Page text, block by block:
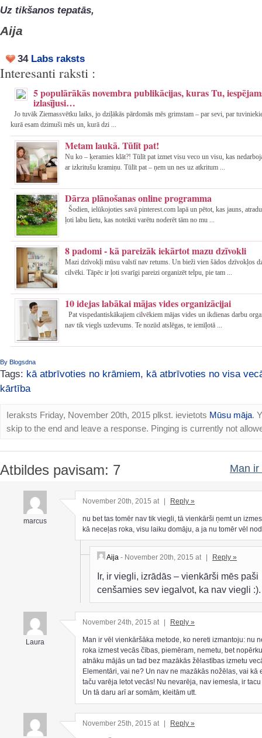
Uz tikšanos tepatās,
Aija
34 Labs raksts
Interesanti raksti :
5 populārākās novembra publikācijas, kuras Tu,
izlasījusi…
Jo tuvāk Ziemassvētku laiks, jo dziļākās pārdomās mēs grimstam – par sevi, par
kurā esam dzimuši mēs un, kurā dzi ...
Metam laukā. Tūlīt pat!
Nu ko – ķeramies klāt?! Tūlīt pat izmet visu veco un visu, kas
ar izkritušu kramiņu. Tūlīt pat – ņem un nes uz atkritum ...
Dārza plānošanas online programma
Šodien, ielūkojoties savā pinterest.com lapā un pētot, kas jauns,
ļoti labu lietu, kas noteikti varētu noderēt tām no mu ...
8 padomi - kā pareizāk iekārtot mazu dzīvokli
Mazi dzīvokļi mūsu valstī nav retums. Un bieži vien šādos dzīvokļos
cilvēki. Tāpēc ir ļoti svarīgi pareizi organizēt telpu, pie tam ...
10 idejas labākai mājas vides organizācijai
Pat vispedantiskākajiem cilvēkiem mājas vides un ikdienas darbu
nav tik viegls uzdevums. Te nozūd atslēgas, te iemīļotā ...
By Blogsdna
Tags: kā atbrīvoties no krāmiem, kā atbrīvoties no visa
kārtība
Ieraksts Friday, November 20th, 2015 plkst. ievietots Mūsu māja.
skip to the end and leave a response. Pinging is currently not
Atbildes pavisam: 7 Man ir
marcus
November 20th, 2015 at | Reply »
nu bet tas tomēr nav tik viegli, tā vienkārši ņemt un
kā neceļas roka, visu laiku domāju, a ja nu tomēr vēl
Aija - November 20th, 2015 at Reply »
Ir, ir viegli, izrādās – vienkārši mēs paši
cenšamies sev iegalvot, ka nav viegli :).
Laura
November 24th, 2015 at Reply »
Man ir vēl vienkāršāka metode, ko nereti izmantoju: nu
roka izmest vecās čības, piemēram, nemetu, bet
atnāku mājās un tad bez mazākās žēlastības izmetu
Elementāri, vai ne? Un nav ne mazākās nožēlas, vai kā
taču varēja letot vecās! Nu nevarēja, nav iemesla, ir
Un tā daru arī ar somām, kleitām utt.
November 25th, 2015 at | Reply »